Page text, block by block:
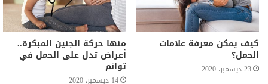
كيف يمكن معرفة علامات
الحمل؟
23 ديسمبر، 2020
منها حركة الجنين المبكرة..
أعراض تدل على الحمل في
توائم
14 ديسمبر، 2020